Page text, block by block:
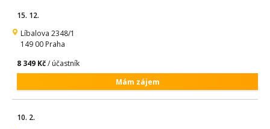
15. 12.
Líbalova 2348/1
149 00 Praha
8 349 Kč/ účastník
Mám zájem
10. 2.